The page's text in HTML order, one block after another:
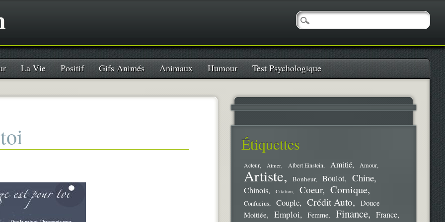
La Vie Positif Gifs Animés Animaux Humour Test Psychologique
Étiquettes
Acteur Aimer Albert Einstein Amitié Amour
Artiste Bonheur Boulot Chine
Chinois Citation Coeur Comique
Confucius Couple Crédit Auto
Douce
Moitiée
Emploi Femme Finance France